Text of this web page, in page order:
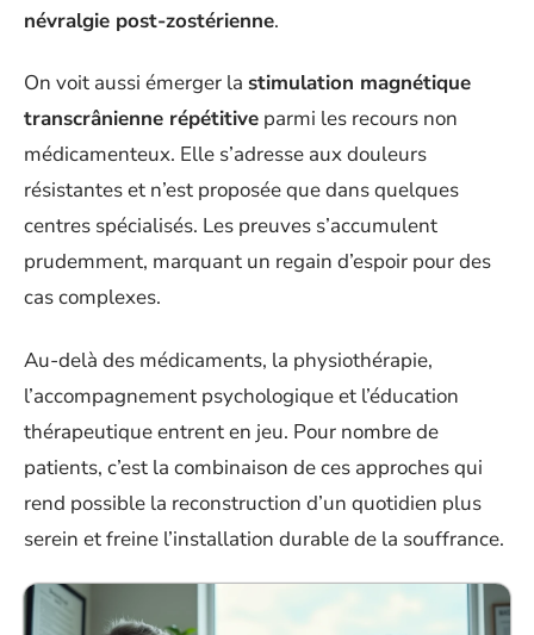
névralgie post-zostérienne.
On voit aussi émerger la stimulation magnétique
transcrânienne répétitive parmi les recours non
médicamenteux. Elle s’adresse aux douleurs
résistantes et n’est proposée que dans quelques
centres spécialisés. Les preuves s’accumulent
prudemment, marquant un regain d’espoir pour des
cas complexes.
Au-delà des médicaments, la physiothérapie,
l’accompagnement psychologique et l’éducation
thérapeutique entrent en jeu. Pour nombre de
patients, c’est la combinaison de ces approches qui
rend possible la reconstruction d’un quotidien plus
serein et freine l’installation durable de la souffrance.